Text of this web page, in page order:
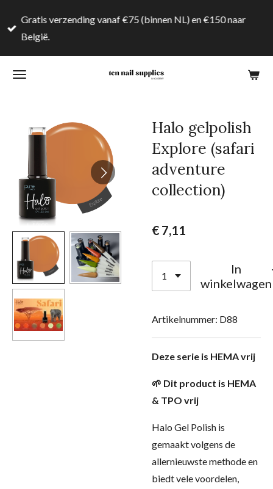
direct
hoofdinhoud
Gratis verzending vanaf €75 (binnen NL) en €150 naar
België.
Halo gelpolish
Explore (safari
adventure
collection)
€ 7,11
In
winkelwagen
Artikelnummer: D88
Deze serie is HEMA vrij
🌱 Dit product is HEMA
& TPO vrij
Halo Gel Polish is
gemaakt volgens de
allernieuwste methode en
biedt vele voordelen,